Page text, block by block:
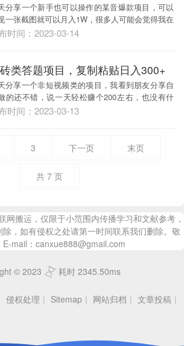
分享一个新手也可以操作的某音爆款项目，可以
一张截图就可以月入1W，很多人可能会觉得我在
笑...
时间：2023-03-14
类答题项目，复制粘贴日入300+
分享一个非短视频类的项目，我看到朋友分享自
的还不错，说一天轻松赚个200左右，也没有什
槛...
时间：2023-03-13
3 下一页 末页
共 7页
网搬运，仅限于小范围内传播学习和文献参考，
，如有侵权之处请第一时间联系我们删除。敬
E-mail：canxue888@gmail.com
© 2023 耗时 2345.50ms
侵权处理 | Sitemap | 网站归档 | 文章投稿 |